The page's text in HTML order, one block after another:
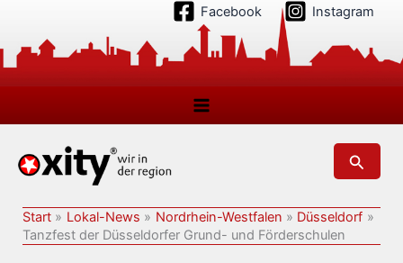
springen
Facebook Instagram
Suchen
Start Lokal-News Nordrhein-Westfalen
Düsseldorf
Tanzfest der Düsseldorfer Grund- und Förderschulen